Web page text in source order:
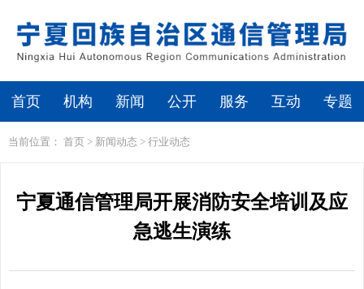
首页 机构 新闻 公开 服务 互动 专题
当前位置： 首页 > 新闻动态 > 行业动态
宁夏通信管理局开展消防安全培训及应
急逃生演练